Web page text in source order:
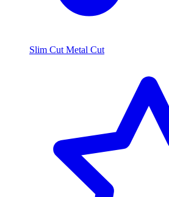
Slim Cut Metal Cut